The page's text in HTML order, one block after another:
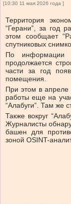
[10:30 11 мая 2026 года ]
Территория
“Герани”, за год
этом сообщает
спутниковых
По информации
продолжается
части за год
помещения.
При этом в апреле
работы еще на
“Алабуги”. Там же
Также вокруг
Журналисты
башен для
зоной OSINT-